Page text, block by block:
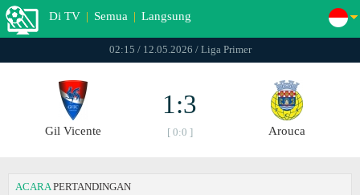
Di TV | Semua | Langsung
02:15 / 12.05.2026 / Liga Primer
Gil Vicente
1:3
[ 0:0 ] Arouca
ACARA PERTANDINGAN